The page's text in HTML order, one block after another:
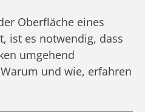
Oberfläche eines
ist es notwendig, dass
umgehend
und wie, erfahren